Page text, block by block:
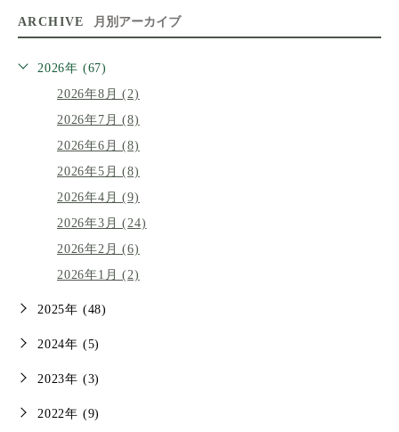
ARCHIVE 月別アーカイブ
2026年 (67)
2026年8月 (2)
2026年7月 (8)
2026年6月 (8)
2026年5月 (8)
2026年4月 (9)
2026年3月 (24)
2026年2月 (6)
2026年1月 (2)
2025年 (48)
2024年 (5)
2023年 (3)
2022年 (9)